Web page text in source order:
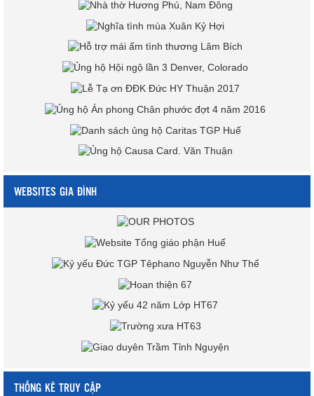
WEBSITES GIA ĐÌNH
THỐNG KÊ TRUY CẬP